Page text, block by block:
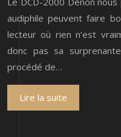
audiphile peuvent faire
lecteur où rien n’est
donc pas sa
procédé de…
Lire la suite